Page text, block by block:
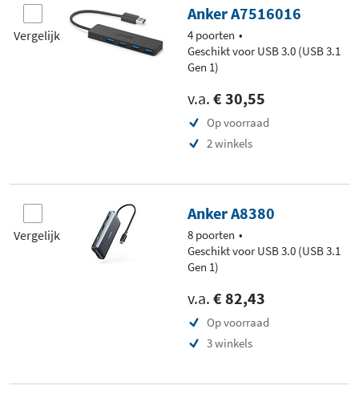
Vergelijk
Anker A7516016
4 poorten
Geschikt voor USB 3.0 (USB 3.1
Gen 1)
v.a. € 30,55
Op voorraad
2 winkels
Vergelijk
Anker A8380
8 poorten
Geschikt voor USB 3.0 (USB 3.1
Gen 1)
v.a. € 82,43
Op voorraad
3 winkels